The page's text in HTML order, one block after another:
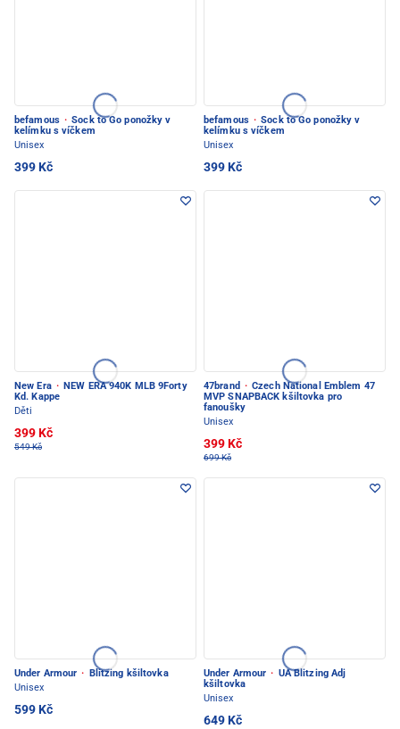
befamous · Sock to Go ponožky v
kelímku s víčkem
Unisex
399 Kč
befamous · Sock to Go ponožky v
kelímku s víčkem
Unisex
399 Kč
New Era · NEW ERA 940K MLB 9Forty
Kd. Kappe
Děti
399 Kč
549 Kč
47brand · Czech National Emblem 47
MVP SNAPBACK kšiltovka pro
fanoušky
Unisex
399 Kč
699 Kč
Under Armour ·
Blitzing kšiltovka
Unisex
599 Kč
Under Armour · UA Blitzing Adj
kšiltovka
Unisex
649 Kč